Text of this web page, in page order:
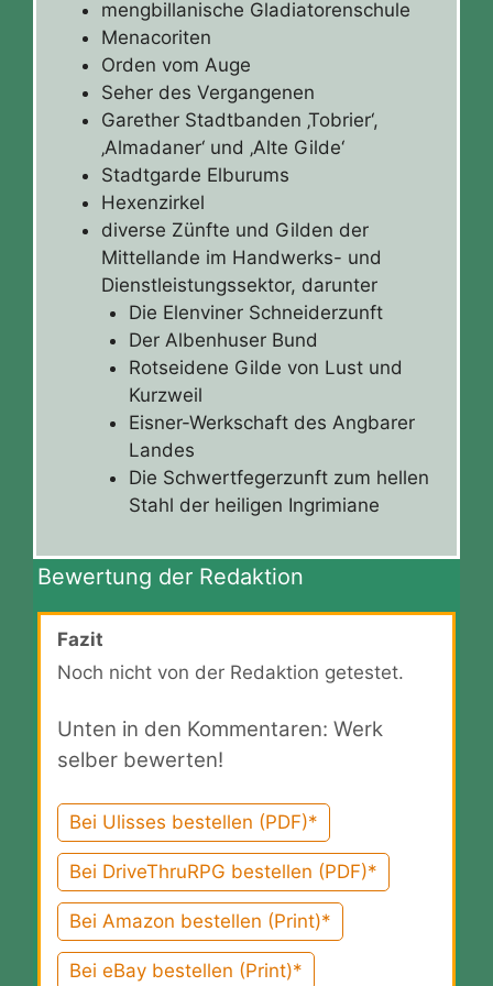
mengbillanische Gladiatorenschule
Menacoriten
Orden vom Auge
Seher des Vergangenen
Garether Stadtbanden ‚Tobrier‘,
‚Almadaner‘ und ‚Alte Gilde‘
Stadtgarde Elburums
Hexenzirkel
diverse Zünfte und Gilden der
Mittellande im Handwerks- und
Dienstleistungssektor, darunter
Die Elenviner Schneiderzunft
Der Albenhuser Bund
Rotseidene Gilde von Lust und
Kurzweil
Eisner-Werkschaft des Angbarer
Landes
Die Schwertfegerzunft zum hellen
Stahl der heiligen Ingrimiane
Bewertung der Redaktion
Fazit
Noch nicht von der Redaktion getestet.
Unten in den Kommentaren: Werk
selber bewerten!
Bei Ulisses bestellen (PDF)*
Bei DriveThruRPG bestellen (PDF)*
Bei Amazon bestellen (Print)*
Bei eBay bestellen (Print)*